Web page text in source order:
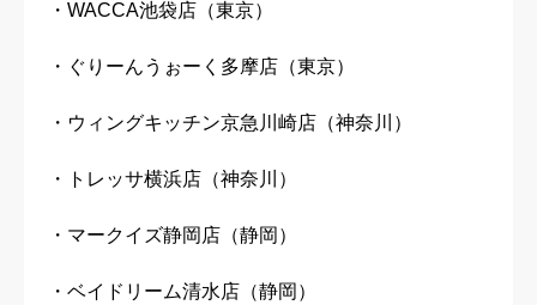
・WACCA池袋店（東京）
・ぐりーんうぉーく多摩店（東京）
・ウィングキッチン京急川崎店（神奈川）
・トレッサ横浜店（神奈川）
・マークイズ静岡店（静岡）
・ベイドリーム清水店（静岡）